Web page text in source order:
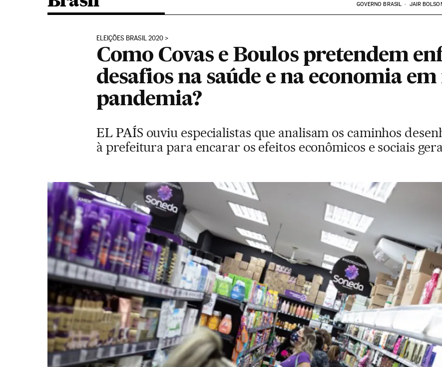
GOVERNO BRASIL JAIR
ELEIÇÕES BRASIL 2020
Como Covas e Boulos pretendem
desafios na saúde e na economia
pandemia?
EL PAÍS ouviu especialistas que analisam os caminhos
à prefeitura para encarar os efeitos econômicos e sociais